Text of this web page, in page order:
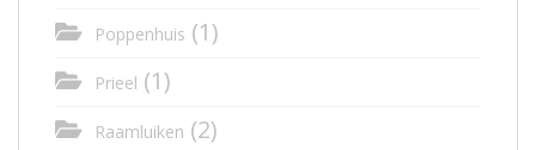
Poppenhuis (1)
Prieel (1)
Raamluiken (2)